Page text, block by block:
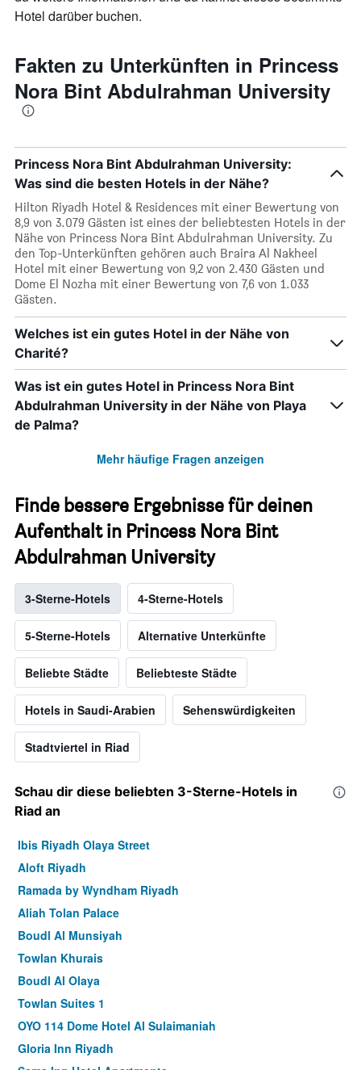
Hotel darüber buchen.
Fakten zu Unterkünften in Princess
Nora Bint Abdulrahman University
Princess Nora Bint Abdulrahman University:
Was sind die besten Hotels in der Nähe?
Hilton Riyadh Hotel & Residences mit einer Bewertung von
8,9 von 3.079 Gästen ist eines der beliebtesten Hotels in der
Nähe von Princess Nora Bint Abdulrahman University. Zu
den Top-Unterkünften gehören auch Braira Al Nakheel
Hotel mit einer Bewertung von 9,2 von 2.430 Gästen und
Dome El Nozha mit einer Bewertung von 7,6 von 1.033
Gästen.
Welches ist ein gutes Hotel in der Nähe von
Charité?
Was ist ein gutes Hotel in Princess Nora Bint
Abdulrahman University in der Nähe von Playa
de Palma?
Mehr häufige Fragen anzeigen
Finde bessere Ergebnisse für deinen
Aufenthalt in Princess Nora Bint
Abdulrahman University
3-Sterne-Hotels 4-Sterne-Hotels
5-Sterne-Hotels Alternative Unterkünfte
Beliebte Städte Beliebteste Städte
Hotels in Saudi-Arabien Sehenswürdigkeiten
Stadtviertel in Riad
Schau dir diese beliebten 3-Sterne-Hotels in
Riad an
Ibis Riyadh Olaya Street
Aloft Riyadh
Ramada by Wyndham Riyadh
Aliah Tolan Palace
Boudl Al Munsiyah
Towlan Khurais
Boudl Al Olaya
Towlan Suites 1
OYO 114 Dome Hotel Al Sulaimaniah
Gloria Inn Riyadh